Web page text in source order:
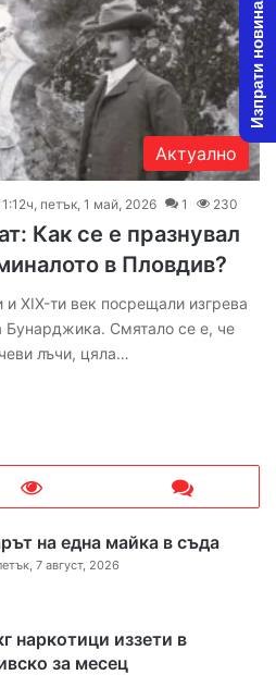
Актуално
петък, 1 май, 2026 1 230
Как се е празнувал
в Пловдив?
XIX-ти век посрещали изгрева
Смятало се е, че
лъчи, цяла…
на една майка в съда
7 август, 2026
наркотици иззети в
за месец
Изпрати новина